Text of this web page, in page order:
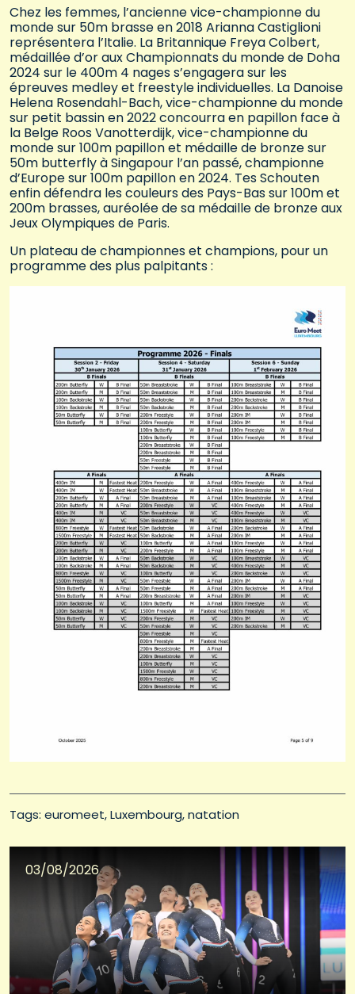
Chez les femmes, l’ancienne vice-championne du
monde sur 50m brasse en 2018 Arianna Castiglioni
représentera l’Italie. La Britannique Freya Colbert,
médaillée d’or aux Championnats du monde de Doha
2024 sur le 400m 4 nages s’engagera sur les
épreuves medley et freestyle individuelles. La Danoise
Helena Rosendahl-Bach, vice-championne du monde
sur petit bassin en 2022 concourra en papillon face à
la Belge Roos Vanotterdijk, vice-championne du
monde sur 100m papillon et médaille de bronze sur
50m butterfly à Singapour l’an passé, championne
d’Europe sur 100m papillon en 2024. Tes Schouten
enfin défendra les couleurs des Pays-Bas sur 100m et
200m brasses, auréolée de sa médaille de bronze aux
Jeux Olympiques de Paris.
Un plateau de championnes et champions, pour un
programme des plus palpitants :
Tags: euromeet Luxembourg natation
03/08/2026